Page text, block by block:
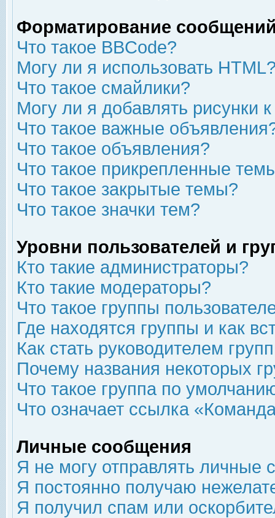
Форматирование
Что такое BBCode?
Могу ли я использовать
Что такое смайлики?
Могу ли я добавлять рисунки
Что такое важные
Что такое объявления?
Что такое прикрепленные
Что такое закрытые темы?
Что такое значки тем?
Уровни пользователей и
Кто такие администраторы?
Кто такие модераторы?
Что такое группы
Где находятся группы и как
Как стать руководителем
Почему названия некоторых
Что такое группа по
Что означает ссылка
Личные сообщения
Я не могу отправлять личные
Я постоянно получаю
Я получил спам или